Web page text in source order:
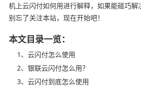
机上云闪付如何用进行解释，如果能碰巧解
别忘了关注本站，现在开始吧！
本文目录一览：
1、云闪付怎么使用
2、银联云闪付怎么用？
3、云闪付到底怎么使用